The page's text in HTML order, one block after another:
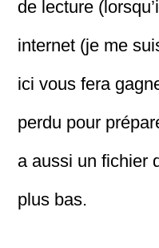
de lecture
internet (je me
ici vous fera
perdu pour
a aussi un fichier
plus bas.